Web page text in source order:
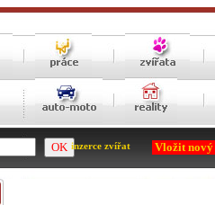
inzerce zvířat Vložit